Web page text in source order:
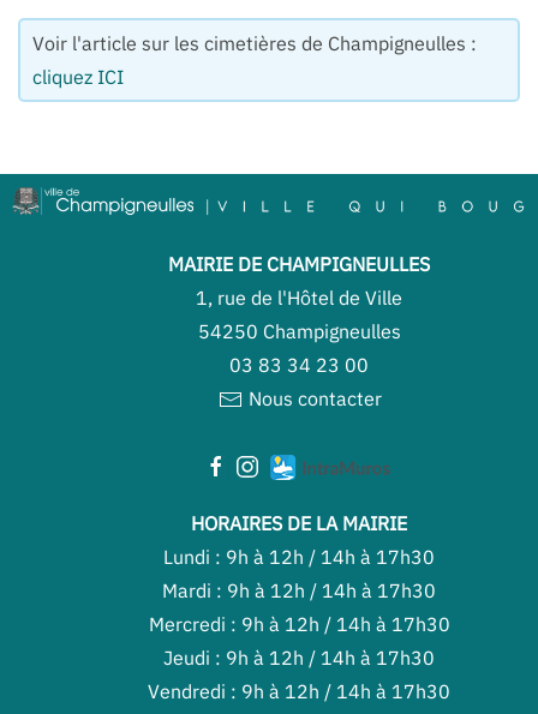
Voir l'article sur les cimetières de Champigneulles :
cliquez ICI
MAIRIE DE CHAMPIGNEULLES
1, rue de l'Hôtel de Ville
54250 Champigneulles
03 83 34 23 00
Nous contacter
HORAIRES DE LA MAIRIE
Lundi : 9h à 12h / 14h à 17h30
Mardi : 9h à 12h / 14h à 17h30
Mercredi : 9h à 12h / 14h à 17h30
Jeudi : 9h à 12h / 14h à 17h30
Vendredi : 9h à 12h / 14h à 17h30